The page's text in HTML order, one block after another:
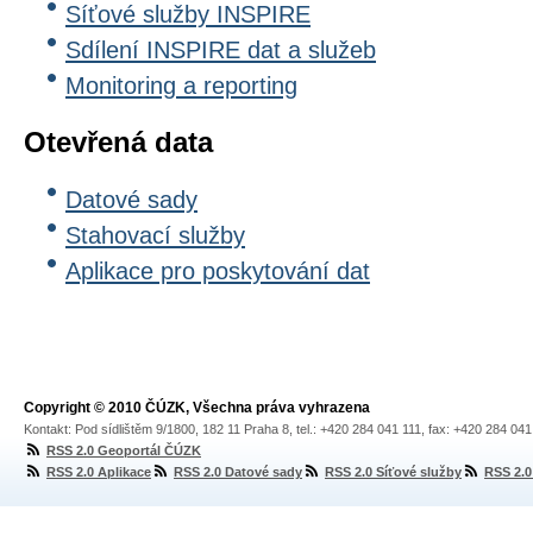
Síťové služby INSPIRE
Sdílení INSPIRE dat a služeb
Monitoring a reporting
Otevřená data
Datové sady
Stahovací služby
Aplikace pro poskytování dat
Copyright © 2010 ČÚZK, Všechna práva vyhrazena
Kontakt: Pod sídlištěm 9/1800, 182 11 Praha 8, tel.: +420 284 041 111, fax: +420 284
RSS 2.0 Geoportál ČÚZK
RSS 2.0 Aplikace
RSS 2.0 Datové sady RSS 2.0 Síťové služby RSS